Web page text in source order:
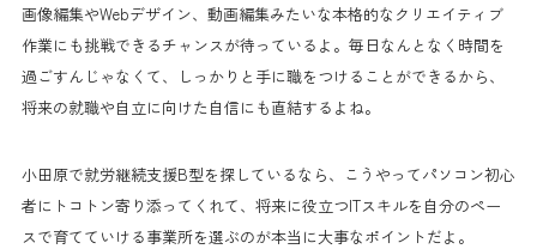
画像編集やWebデザイン、動画編集みたいな本格的なクリエイティブ
作業にも挑戦できるチャンスが待っているよ。毎日なんとなく時間を
過ごすんじゃなくて、しっかりと手に職をつけることができるから、
将来の就職や自立に向けた自信にも直結するよね。
小田原で就労継続支援B型を探しているなら、こうやってパソコン初心
者にトコトン寄り添ってくれて、将来に役立つITスキルを自分のペー
スで育てていける事業所を選ぶのが本当に大事なポイントだよ。